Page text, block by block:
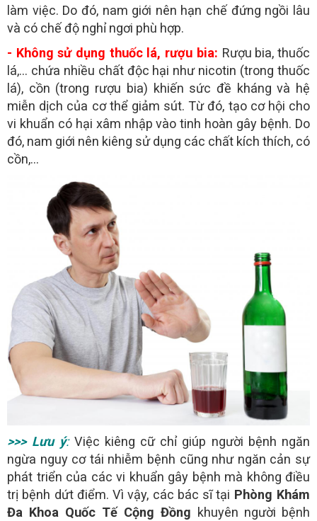
làm việc. Do đó, nam giới nên hạn chế đứng ngồi lâu
và có chế độ nghỉ ngơi phù hợp.
- Không sử dụng thuốc lá, rượu bia: Rượu bia, thuốc
lá,… chứa nhiều chất độc hại như nicotin (trong thuốc
lá), cồn (trong rượu bia) khiến sức đề kháng và hệ
miễn dịch của cơ thể giảm sút. Từ đó, tạo cơ hội cho
vi khuẩn có hại xâm nhập vào tinh hoàn gây bệnh. Do
đó, nam giới nên kiêng sử dụng các chất kích thích, có
cồn,…
>>> Lưu ý: Việc kiêng cữ chỉ giúp người bệnh ngăn
ngừa nguy cơ tái nhiễm bệnh cũng như ngăn cản sự
phát triển của các vi khuẩn gây bệnh mà không điều
trị bệnh dứt điểm. Vì vậy, các bác sĩ tại Phòng Khám
Đa Khoa Quốc Tế Cộng Đồng khuyên người bệnh